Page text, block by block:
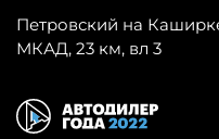
Петровский на
МКАД, 23 км, вл 3